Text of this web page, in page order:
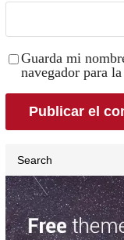
Guarda mi
navegador para